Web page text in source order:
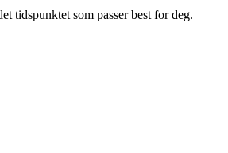
tidspunktet som passer best for deg.